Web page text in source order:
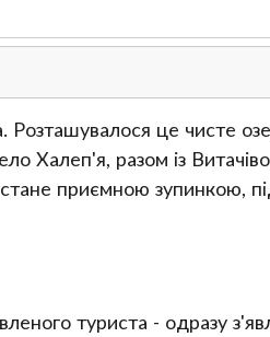
це чисте
Халеп'я, разом із
приємною зупинкою,
туриста - одразу